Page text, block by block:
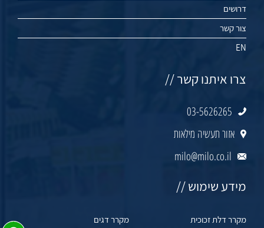
דרושים
צור קשר
EN
צרו איתנו קשר //
03-5626265
אזור תעשיה מילאות
milo@milo.co.il
מידע שימוש //
מקרר דלת זכוכית
מקרר דגים